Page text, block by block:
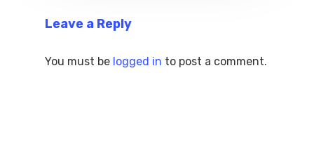
Leave a Reply
You must be logged in to post a comment.